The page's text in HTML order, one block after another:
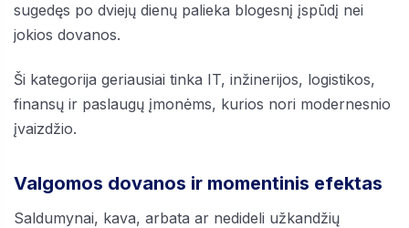
sugedęs po dviejų dienų palieka blogesnį įspūdį nei
jokios dovanos.
Ši kategorija geriausiai tinka IT, inžinerijos, logistikos,
finansų ir paslaugų įmonėms, kurios nori modernesnio
įvaizdžio.
Valgomos dovanos ir momentinis efektas
Saldumynai, kava, arbata ar nedideli užkandžių